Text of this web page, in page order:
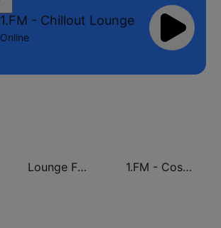
1.FM - Chillout Lounge
Online
Lounge FM Digital 1.FM - Costa Del Mar